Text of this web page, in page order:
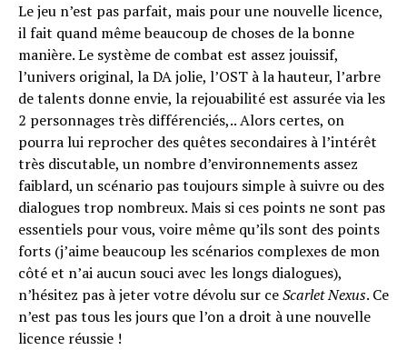
Le jeu n’est pas parfait, mais pour une nouvelle licence,
il fait quand même beaucoup de choses de la bonne
manière. Le système de combat est assez jouissif,
l’univers original, la DA jolie, l’OST à la hauteur, l’arbre
de talents donne envie, la rejouabilité est assurée via les
2 personnages très différenciés,.. Alors certes, on
pourra lui reprocher des quêtes secondaires à l’intérêt
très discutable, un nombre d’environnements assez
faiblard, un scénario pas toujours simple à suivre ou des
dialogues trop nombreux. Mais si ces points ne sont pas
essentiels pour vous, voire même qu’ils sont des points
forts (j’aime beaucoup les scénarios complexes de mon
côté et n’ai aucun souci avec les longs dialogues),
n’hésitez pas à jeter votre dévolu sur ceScarlet Nexus. Ce
n’est pas tous les jours que l’on a droit à une nouvelle
licence réussie !